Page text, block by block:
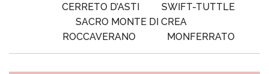
CERRETO D’ASTI
SWIFT-TUTTLE
SACRO MONTE DI CREA
ROCCAVERANO
MONFERRATO